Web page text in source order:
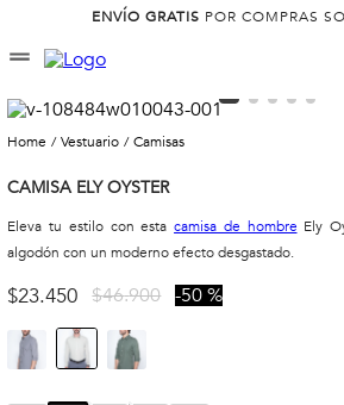
ENVÍO GRATIS POR COMPRAS
vestuario camisas
CAMISA ELY OYSTER
Eleva tu estilo con estacamisa de hombre Ely
algodón con un moderno efecto desgastado.
$23.450 $46.900 50 %